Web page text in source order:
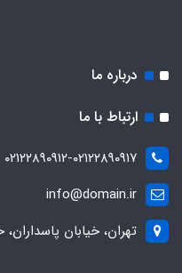
درباره ما
ارتباط با ما
۰۲۱۲۲۸۹۰۹۱۲-۰۲۱۲۲۸۹۰۹۱۷
info@domain.ir
تهران، خیابان